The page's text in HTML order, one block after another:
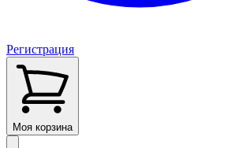
Регистрация
Моя корзина